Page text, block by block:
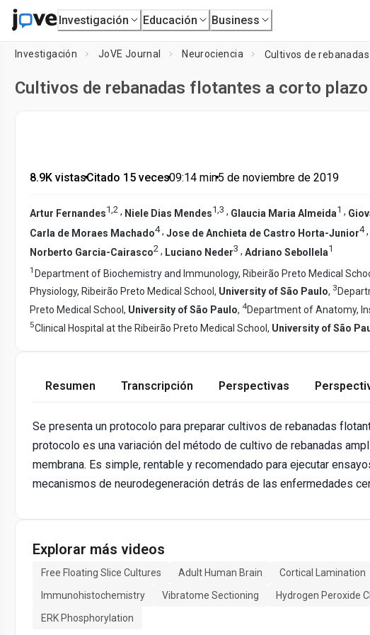
Investigación Educación Business
Investigación JoVE Journal Neurociencia Cultivos de
Cultivos de rebanadas flotantes a corto
8.9K vistas•Citado 15 veces•09:14 min•5 de noviembre de 2019
Artur Fernandes1,2 , Niele Dias Mendes1,3 , Glaucia Maria Almeida1 ,
Carla de Moraes Machado4, Jose de Anchieta de Castro Horta-Junior4,
Norberto Garcia-Cairasco2 , Luciano Neder3 , Adriano Sebollela1
1 Department of Biochemistry and Immunology, Ribeirão Preto Medical
Physiology, Ribeirão Preto Medical School, University of São Paulo, 3
Preto Medical School, University of São Paulo, 4Department of Anatomy,
5Clinical Hospital at the Ribeirão Preto Medical School, University of São
Resumen Transcripción Perspectivas
Se presenta un protocolo para preparar cultivos de rebanadas
protocolo es una variación del método de cultivo de rebanadas
membrana. Es simple, rentable y recomendado para ejecutar
mecanismos de neurodegeneración detrás de las enfermedades
Explorar más videos
Free Floating Slice Cultures Adult Human Brain Cortical Lamination
Immunohistochemistry
Vibratome Sectioning Hydrogen Peroxide
ERK Phosphorylation